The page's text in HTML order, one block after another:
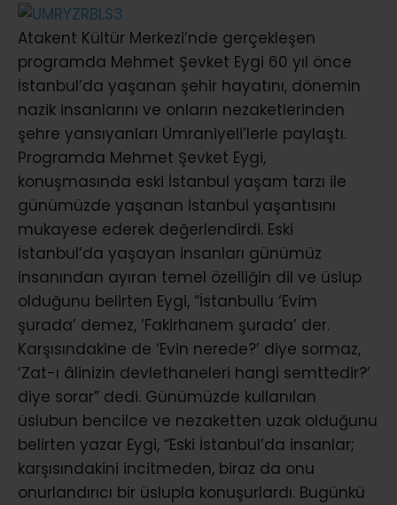
Atakent Kültür Merkezi’nde gerçekleşen
programda Mehmet Şevket Eygi 60 yıl önce
İstanbul’da yaşanan şehir hayatını, dönemin
nazik insanlarını ve onların nezaketlerinden
şehre yansıyanları Ümraniyeli’lerle paylaştı.
Programda Mehmet Şevket Eygi,
konuşmasında eski İstanbul yaşam tarzı ile
günümüzde yaşanan İstanbul yaşantısını
mukayese ederek değerlendirdi. Eski
İstanbul’da yaşayan insanları günümüz
insanından ayıran temel özelliğin dil ve üslup
olduğunu belirten Eygi, “İstanbullu ‘Evim
şurada’ demez, ‘Fakirhanem şurada’ der.
Karşısındakine de ‘Evin nerede?’ diye sormaz,
‘Zat-ı âlinizin devlethaneleri hangi semttedir?’
diye sorar” dedi. Günümüzde kullanılan
üslubun bencilce ve nezaketten uzak olduğunu
belirten yazar Eygi, “Eski İstanbul’da insanlar;
karşısındakini incitmeden, biraz da onu
onurlandırıcı bir üslupla konuşurlardı. Bugünkü